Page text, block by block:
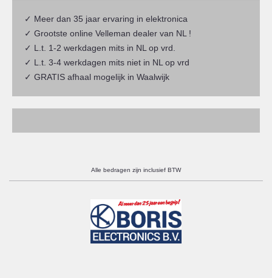
✓ Meer dan 35 jaar ervaring in elektronica
✓ Grootste online Velleman dealer van NL !
✓ L.t. 1-2 werkdagen mits in NL op vrd.
✓ L.t. 3-4 werkdagen mits niet in NL op vrd
✓ GRATIS afhaal mogelijk in Waalwijk
Alle bedragen zijn inclusief BTW